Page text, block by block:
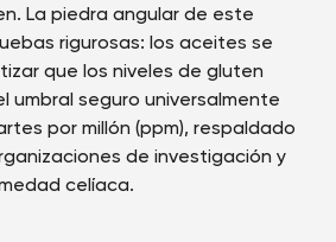
La piedra angular de este
rigurosas: los aceites se
que los niveles de gluten
umbral seguro universalmente
por millón (ppm), respaldado
de investigación y
celíaca.